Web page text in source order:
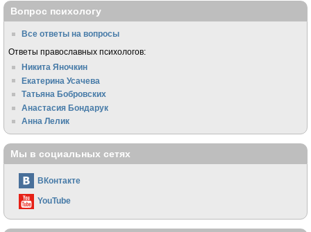
Вопрос психологу
Все ответы на вопросы
Ответы православных психологов:
Никита Яночкин
Екатерина Усачева
Татьяна Бобровских
Анастасия Бондарук
Анна Лелик
Мы в социальных сетях
ВКонтакте
YouTube